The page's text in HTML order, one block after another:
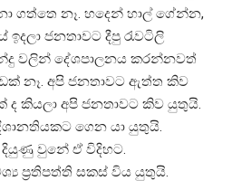
ගත්තෙ නෑ. හදෙන් හාල් ගේන්න,
ජනතාවට දීපු රැවටිලි
වලින් දේශපාලනය කරන්නවත්
නෑ. අපි ජනතාවට ඇත්ත කිව
කියලා අපි ජනතාවට කිව යුතුයි.
ගෙන යා යුතුයි.
වුනේ ඒ විදිහට.
ප්‍රතිපත්ති සකස් විය යුතුයි.